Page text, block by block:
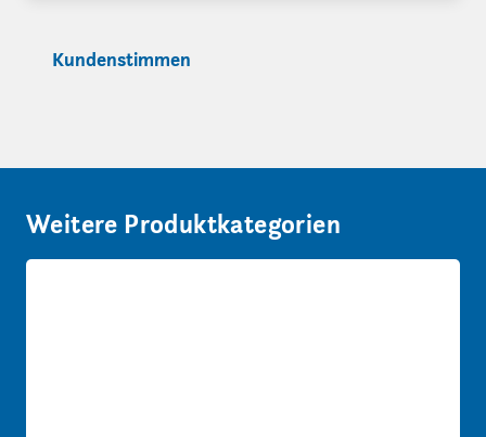
Kundenstimmen
Weitere Produktkategorien